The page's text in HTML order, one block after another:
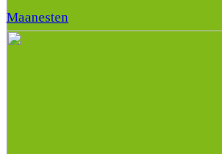
Maanesten